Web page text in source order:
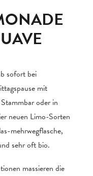
sofort bei
mit
oder in
neuen Limo-Sorten
mehrwegflasche,
sehr oft bio.
massieren die